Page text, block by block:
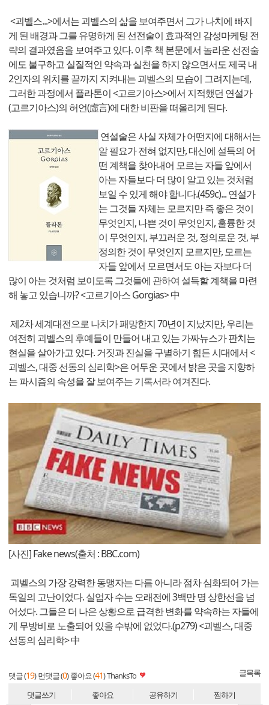
<괴벨스...>에서는 괴벨스의 삶을 보여주면서 그가 나치에 빠지
게 된 배경과 그를 유명하게 된 선전술이 효과적인 감성마케팅 전
략의 결과였음을 보여주고 있다. 이후 책 본문에서 놀라운 선전술
에도 불구하고 실질적인 약속과 실천을 하지 않으면서도 제국 내
2인자의 위치를 끝까지 지켜내는 괴벨스의 모습이 그려지는데,
그러한 과정에서 플라톤이 <고르기아스>에서 지적했던 연설가
(고르기아스)의 허언(虛言)에 대한 비판을 떠올리게 된다.
연설술은 사실 자체가 어떤지에 대해서는
알 필요가 전혀 없지만, 대신에 설득의 어
떤 계책을 찾아내어 모르는 자들 앞에서
아는 자들보다 더 많이 알고 있는 것처럼
보일 수 있게 해야 합니다.(459c)... 연설가
는 그것들 자체는 모르지만 즉 좋은 것이
무엇인지, 나쁜 것이 무엇인지, 훌륭한 것
이 무엇인지, 부끄러운 것, 정의로운 것, 부
정의한 것이 무엇인지 모르지만, 모르는
자들 앞에서 모르면서도 아는 자보다 더
많이 아는 것처럼 보이도록 그것들에 관하여 설득할 계책을 마련
해 놓고 있습니까? <고르기아스 Gorgias> 中
제2차 세계대전으로 나치가 패망한지 70년이 지났지만, 우리는
여전히 괴벨스의 후예들이 만들어 내고 있는 가짜뉴스가 판치는
현실을 살아가고 있다. 거짓과 진실을 구별하기 힘든 시대에서 <
괴벨스, 대중 선동의 심리학>은 어두운 곳에서 밝은 곳을 지향하
는 파시즘의 속성을 잘 보여주는 기록서라 여겨진다.
[사진] Fake news(출처 : BBC.com)
괴벨스의 가장 강력한 동맹자는 다름 아니라 점차 심화되어 가는
독일의 고난이었다. 실업자 수는 오래전에 3백만 명 상한선을 넘
어섰다. 그들은 더 나은 상황으로 급격한 변화를 약속하는 자들에
게 무방비로 노출되어 있을 수밖에 없었다.(p279) <괴벨스, 대중
선동의 심리학> 中
댓글 (19) 먼댓글 (0) 좋아요 (41)ThanksTo 글목록
댓글쓰기 좋아요 공유하기 찜하기